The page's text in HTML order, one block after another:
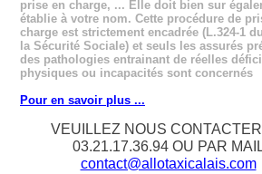
prise en charge, ... Elle doit bien sur
établie à votre nom. Cette procédure de
charge est strictement encadrée (L.324-1
la Sécurité Sociale) et seuls les assurés
des pathologies entrainant de réelles
physiques ou incapacités sont concernés
Pour en savoir plus ...
VEUILLEZ NOUS
03.21.17.36.94 OU PAR
contact@allotaxicalais.com